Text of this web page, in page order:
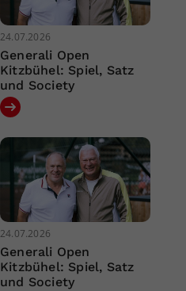
24.07.2026
Generali Open
Kitzbühel: Spiel, Satz
und Society
24.07.2026
Generali Open
Kitzbühel: Spiel, Satz
und Society